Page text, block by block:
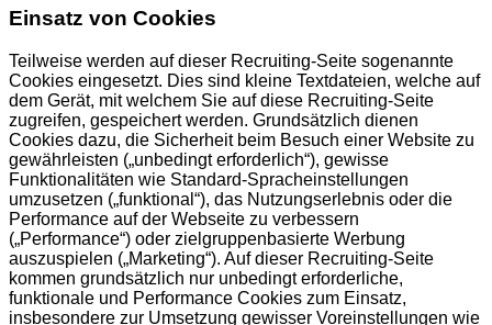
Einsatz von Cookies
Teilweise werden auf dieser Recruiting-Seite sogenannte
Cookies eingesetzt. Dies sind kleine Textdateien, welche auf
dem Gerät, mit welchem Sie auf diese Recruiting-Seite
zugreifen, gespeichert werden. Grundsätzlich dienen
Cookies dazu, die Sicherheit beim Besuch einer Website zu
gewährleisten („unbedingt erforderlich“), gewisse
Funktionalitäten wie Standard-Spracheinstellungen
umzusetzen („funktional“), das Nutzungserlebnis oder die
Performance auf der Webseite zu verbessern
(„Performance“) oder zielgruppenbasierte Werbung
auszuspielen („Marketing“). Auf dieser Recruiting-Seite
kommen grundsätzlich nur unbedingt erforderliche,
funktionale und Performance Cookies zum Einsatz,
insbesondere zur Umsetzung gewisser Voreinstellungen wie